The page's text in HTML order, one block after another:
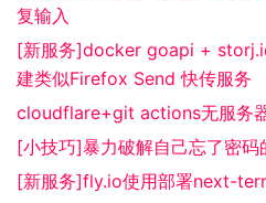
复输入
[新服务]docker goapi +
建类似Firefox Send 快传服务
cloudflare+git actions无服务
[小技巧]暴力破解自己忘了密
[新服务]fly.io使用部署next-